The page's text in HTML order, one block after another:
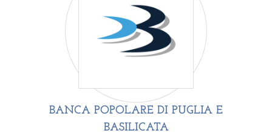
BANCA POPOLARE DI PUGLIA E
BASILICATA